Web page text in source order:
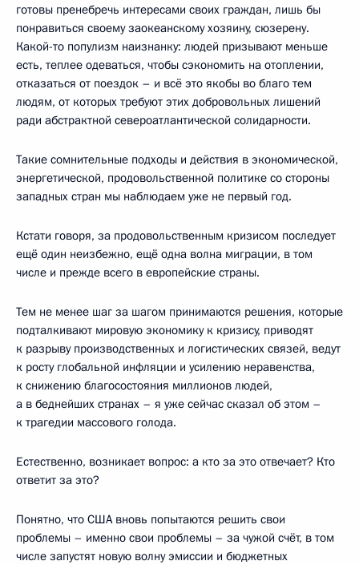
готовы пренебречь интересами своих граждан, лишь бы
понравиться своему заокеанскому хозяину, сюзерену.
Какой-то популизм наизнанку: людей призывают меньше
есть, теплее одеваться, чтобы сэкономить на отоплении,
отказаться от поездок – и всё это якобы во благо тем
людям, от которых требуют этих добровольных лишений
ради абстрактной североатлантической солидарности.
Такие сомнительные подходы и действия в экономической,
энергетической, продовольственной политике со стороны
западных стран мы наблюдаем уже не первый год.
Кстати говоря, за продовольственным кризисом последует
ещё один неизбежно, ещё одна волна миграции, в том
числе и прежде всего в европейские страны.
Тем не менее шаг за шагом принимаются решения, которые
подталкивают мировую экономику к кризису, приводят
к разрыву производственных и логистических связей, ведут
к росту глобальной инфляции и усилению неравенства,
к снижению благосостояния миллионов людей,
а в беднейших странах – я уже сейчас сказал об этом –
к трагедии массового голода.
Естественно, возникает вопрос: а кто за это отвечает? Кто
ответит за это?
Понятно, что США вновь попытаются решить свои
проблемы – именно свои проблемы – за чужой счёт, в том
числе запустят новую волну эмиссии и бюджетных